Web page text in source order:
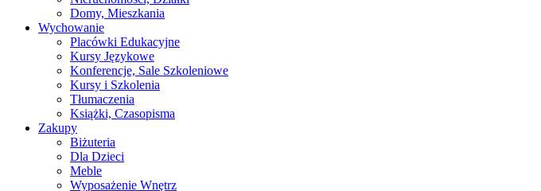
Domy, Mieszkania
Wychowanie
Placówki Edukacyjne
Kursy Językowe
Konferencje, Sale Szkoleniowe
Kursy i Szkolenia
Tłumaczenia
Książki, Czasopisma
Zakupy
Biżuteria
Dla Dzieci
Meble
Wyposażenie Wnętrz